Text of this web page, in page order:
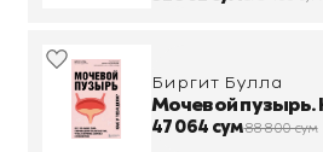
Биргит Булла
Мочевой пузырь.
47 064 сум88 800 сум